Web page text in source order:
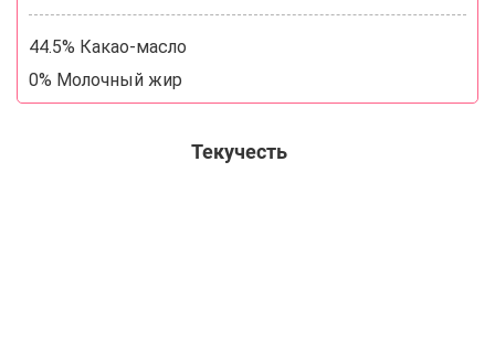
44.5% Какао-масло
0% Молочный жир
Текучесть